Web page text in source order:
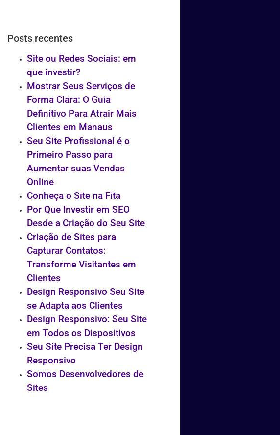
Posts recentes
Site ou Redes Sociais: em
que investir?
Mostrar Seus Serviços de
Forma Clara: O Guia
Definitivo Para Atrair Mais
Clientes em Manaus
Seu Site Profissional é o
Primeiro Passo para
Aumentar suas Vendas
Online
Conheça o Site na Fita
Por Que Investir em SEO
Desde a Criação do Seu Site
Criação de Sites para
Capturar Contatos:
Transforme Visitantes em
Clientes
Design Responsivo Seu Site
se Adapta aos Clientes
Design Responsivo: Seu Site
em Todos os Dispositivos
Seu Site Precisa Ter Design
Responsivo
Somos Desenvolvedores de
Sites